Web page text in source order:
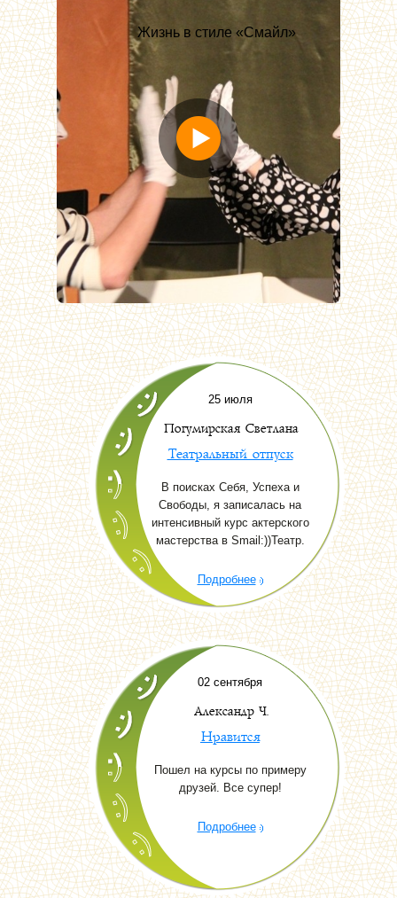
Жизнь в стиле «Смайл»
25 июля
Погумирская Светлана
Театральный отпуск
В поисках Себя, Успеха и
Свободы, я записалась на
интенсивный курс актерского
мастерства в Smail:))Театр.
Подробнее
02 сентября
Александр Ч.
Нравится
Пошел на курсы по примеру
друзей. Все супер!
Подробнее